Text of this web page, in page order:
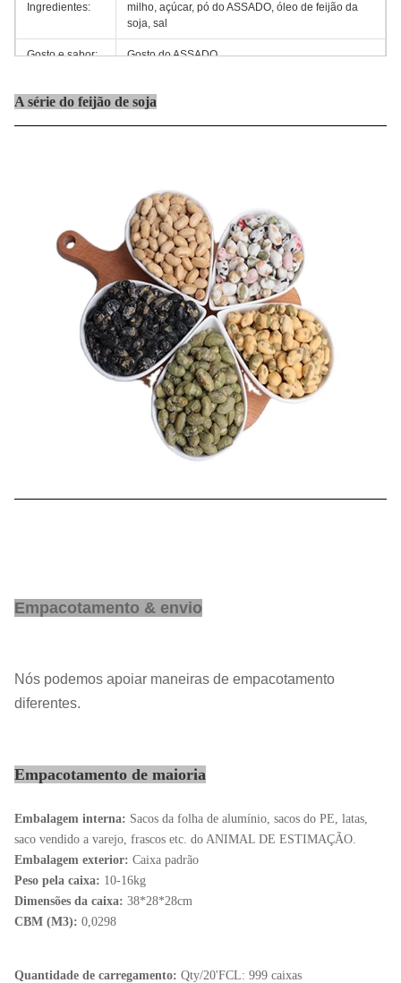
Ingredientes:
milho, açúcar, pó do ASSADO, óleo de feijão da
soja, sal
Gosto e sabor: Gosto do ASSADO
Embalagem:
alumínio
T/T, L/C, D/P
Shanghai
Ordem mínima: 1 tonelada métrica
Preço unitário: Negociável
Dentro de 25 dias de trabalho
A série do feijão de soja
Empacotamento & envio
Nós podemos apoiar maneiras de empacotamento
diferentes.
Empacotamento de maioria
Embalagem interna: Sacos da folha de alumínio, sacos do PE, latas,
saco vendido a varejo, frascos etc. do ANIMAL DE ESTIMAÇÃO.
Embalagem exterior: Caixa padrão
Peso pela caixa: 10-16kg
Dimensões da caixa: 38*28*28cm
CBM (M3): 0,0298
Quantidade de carregamento: Qty/20'FCL: 999 caixas